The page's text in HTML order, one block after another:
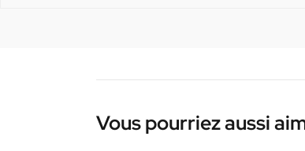
Vous pourriez aussi